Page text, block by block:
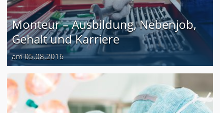
Monteur – Ausbildung, Nebenjob,
Gehalt und Karriere
am 05.08.2016